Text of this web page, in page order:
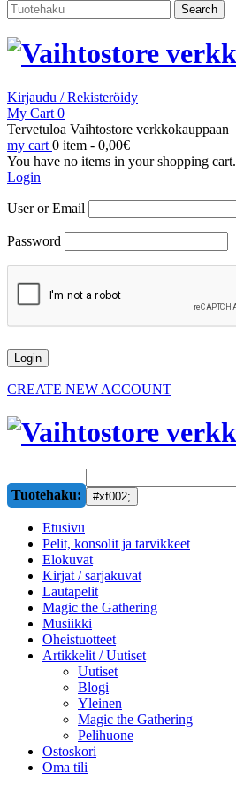
Kirjaudu / Rekisteröidy
My Cart 0
Tervetuloa Vaihtostore verkkokauppaan
my cart 0 item - 0,00€
You have no items in your shopping cart.
Login
User or Email
Password
CREATE NEW ACCOUNT
Tuotehaku:
Etusivu
Pelit, konsolit ja tarvikkeet
Elokuvat
Kirjat / sarjakuvat
Lautapelit
Magic the Gathering
Musiikki
Oheistuotteet
Artikkelit / Uutiset
Uutiset
Blogi
Yleinen
Magic the Gathering
Pelihuone
Ostoskori
Oma tili